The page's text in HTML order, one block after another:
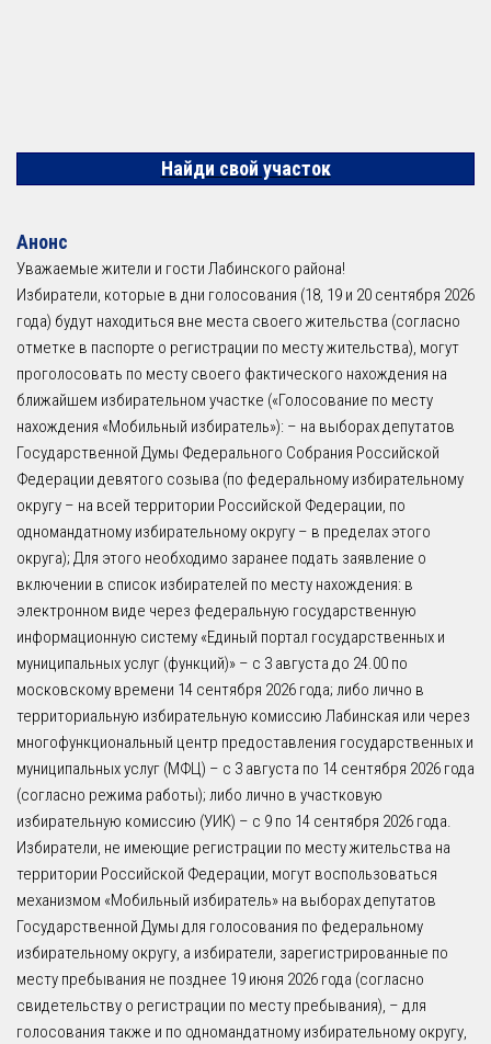
Найди свой участок
Анонс
Уважаемые жители и гости Лабинского района!
Избиратели, которые в дни голосования (18, 19 и 20 сентября 2026
года) будут находиться вне места своего жительства (согласно
отметке в паспорте о регистрации по месту жительства), могут
проголосовать по месту своего фактического нахождения на
ближайшем избирательном участке («Голосование по месту
нахождения «Мобильный избиратель»): – на выборах депутатов
Государственной Думы Федерального Собрания Российской
Федерации девятого созыва (по федеральному избирательному
округу – на всей территории Российской Федерации, по
одномандатному избирательному округу – в пределах этого
округа); Для этого необходимо заранее подать заявление о
включении в список избирателей по месту нахождения: в
электронном виде через федеральную государственную
информационную систему «Единый портал государственных и
муниципальных услуг (функций)» – с 3 августа до 24.00 по
московскому времени 14 сентября 2026 года; либо лично в
территориальную избирательную комиссию Лабинская или через
многофункциональный центр предоставления государственных и
муниципальных услуг (МФЦ) – с 3 августа по 14 сентября 2026 года
(согласно режима работы); либо лично в участковую
избирательную комиссию (УИК) – с 9 по 14 сентября 2026 года.
Избиратели, не имеющие регистрации по месту жительства на
территории Российской Федерации, могут воспользоваться
механизмом «Мобильный избиратель» на выборах депутатов
Государственной Думы для голосования по федеральному
избирательному округу, а избиратели, зарегистрированные по
месту пребывания не позднее 19 июня 2026 года (согласно
свидетельству о регистрации по месту пребывания), – для
голосования также и по одномандатному избирательному округу,